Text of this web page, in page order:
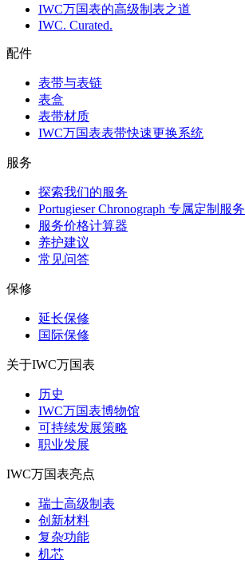
IWC万国表的高级制表之道
IWC. Curated.
配件
表带与表链
表盒
表带材质
IWC万国表表带快速更换系统
服务
探索我们的服务
Portugieser Chronograph 专属定制服务
服务价格计算器
养护建议
常见问答
保修
延长保修
国际保修
关于IWC万国表
历史
IWC万国表博物馆
可持续发展策略
职业发展
IWC万国表亮点
瑞士高级制表
创新材料
复杂功能
机芯